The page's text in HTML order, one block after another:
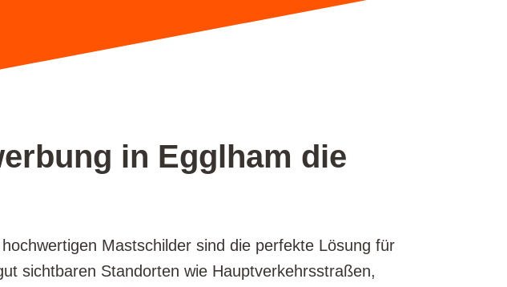
in Egglham die
Mastschilder sind die perfekte Lösung für
sichtbaren Standorten wie Hauptverkehrsstraßen,